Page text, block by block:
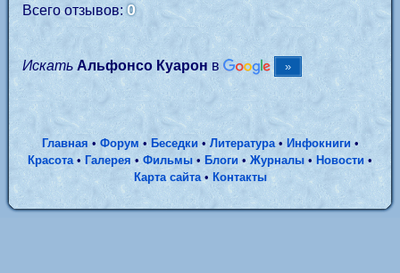
Всего отзывов: 0
Искать Альфонсо Куарон в
Главная• Форум • Беседки•Литература• Инфокниги•
Красота•Галерея •Фильмы • Блоги •Журналы • Новости •
Карта сайта• Контакты